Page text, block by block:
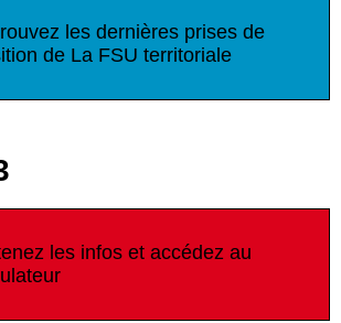
les dernières prises de
de La FSU territoriale
les infos et accédez au